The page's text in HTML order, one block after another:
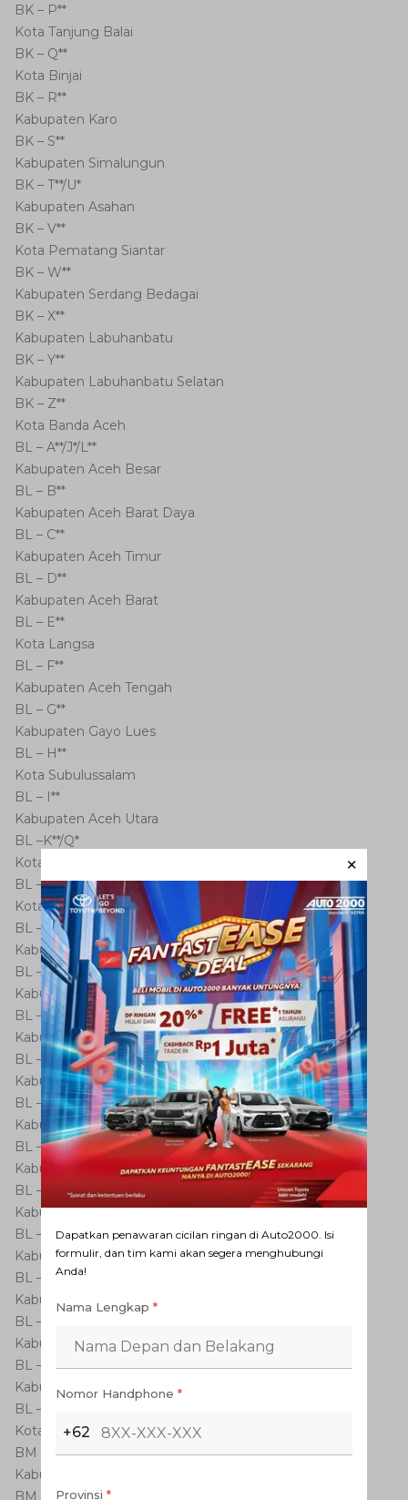
BK – P**
Kota Tanjung Balai
BK – Q**
Kota Binjai
BK – R**
Kabupaten Karo
BK – S**
Kabupaten Simalungun
BK – T**/U*
Kabupaten Asahan
BK – V**
Kota Pematang Siantar
BK – W**
Kabupaten Serdang Bedagai
BK – X**
Kabupaten Labuhanbatu
BK – Y**
Kabupaten Labuhanbatu Selatan
BK – Z**
Kota Banda Aceh
BL – A**/J*/L**
Kabupaten Aceh Besar
BL – B**
Kabupaten Aceh Barat Daya
BL – C**
Kabupaten Aceh Timur
BL – D**
Kabupaten Aceh Barat
BL – E**
Kota Langsa
BL – F**
Kabupaten Aceh Tengah
BL – G**
Kabupaten Gayo Lues
BL – H**
Kota Subulussalam
BL – I**
Kabupaten Aceh Utara
BL –K**/Q*
Kota Sabang
BL – M**
Kota Lhokseumawe
BL – N**
Kabupaten Pidie Jaya
BL – O**
Kabupaten Pidie
BL – P**
Kabupaten Aceh Singkil
BL – R**
Kabupaten Simeulue
BL – S**
Kabupaten Aceh Selatan
BL – T**
Kabupaten Aceh Tamiang
BL – U**
Kabupaten Nagan Raya
BL – V**
Kabupaten Aceh Jaya
BL – W**
Kabupaten Aceh Tenggara
BL – X**
Kabupaten Bener Meriah
BL – Y**
Kabupaten Bireuen
BL – Z**
Kota Pekanbaru
BM – A**/J*/L**/N*/Q*/T*
Kabupaten Indragiri Hulu
Dapatkan penawaran cicilan ringan di Auto2000. Isi
formulir, dan tim kami akan segera menghubungi
Anda!
Nama Lengkap *
Nomor Handphone *
+62
Provinsi *